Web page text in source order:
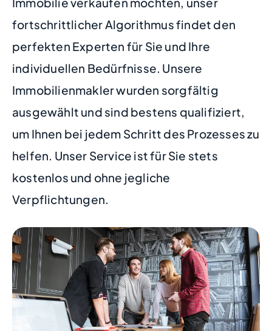
fortschrittlicher Algorithmus findet den
perfekten Experten für Sie und Ihre
individuellen Bedürfnisse. Unsere
Immobilienmakler wurden sorgfältig
ausgewählt und sind bestens qualifiziert,
um Ihnen bei jedem Schritt des Prozesses zu
helfen. Unser Service ist für Sie stets
kostenlos und ohne jegliche
Verpflichtungen.